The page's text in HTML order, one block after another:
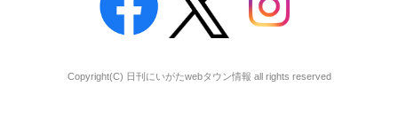
Copyright(C) 日刊にいがたwebタウン情報 all rights reserved